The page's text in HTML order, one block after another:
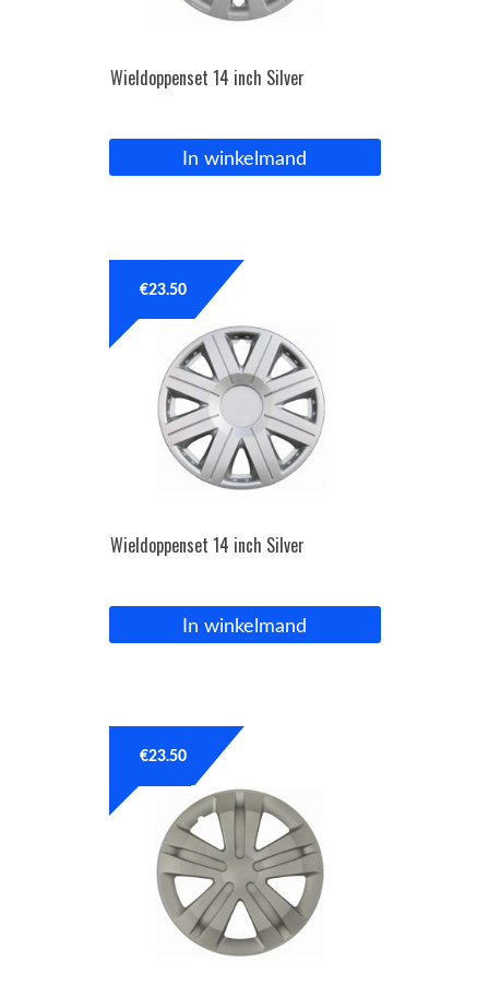
Wieldoppenset 14 inch Silver
In winkelmand
Wieldoppenset 14 inch Silver
€23.50
In winkelmand
€23.50